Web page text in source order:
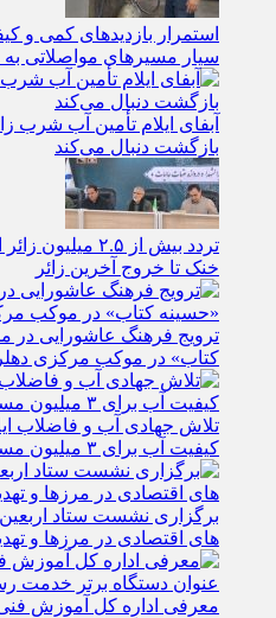
استمرار بازدیدهای کمی و
سیار مسیرهای مواصلاتی
آبفای ایلام تأمین آب شرب
بازگشت دنبال می‌کند
خنک تا خروج آخرین زائر
ترویج فرهنگ عاشورایی در
کتاب» در موکب مرکزی
کیفیت آب برای ۳ میلیون مسافر در مسیر مهران
برگزاری نشست ستاد
های اقتصادی در مرزها و
معرفی اداره کل آموزش فنی
عنوان دستگاه برتر خدمت‌